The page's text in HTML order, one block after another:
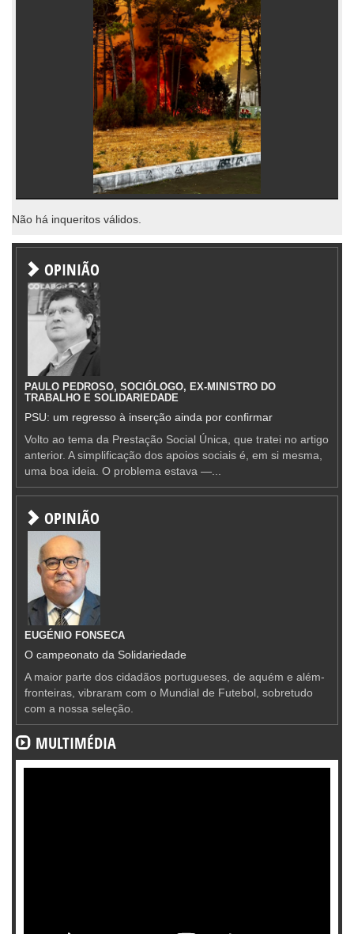
Não há inqueritos válidos.
OPINIÃO
PAULO PEDROSO, SOCIÓLOGO, EX-MINISTRO DO
TRABALHO E SOLIDARIEDADE
PSU: um regresso à inserção ainda por confirmar
Volto ao tema da Prestação Social Única, que tratei no artigo
anterior. A simplificação dos apoios sociais é, em si mesma,
uma boa ideia. O problema estava —...
OPINIÃO
EUGÉNIO FONSECA
O campeonato da Solidariedade
A maior parte dos cidadãos portugueses, de aquém e além-
fronteiras, vibraram com o Mundial de Futebol, sobretudo
com a nossa seleção.
MULTIMÉDIA